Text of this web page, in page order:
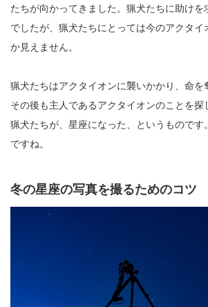
たちが向かってきました。猟犬たちに助けを
でしたが、猟犬たちにとっては今のアクタイ
か見えません。
猟犬たちはアクタイオンに襲いかかり、命を
その後も主人であるアクタイオンのことを探
猟犬たちが、星座になった、というものです
ですね。
冬の星座の写真を撮るためのコツ